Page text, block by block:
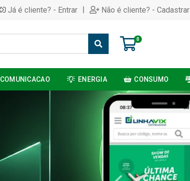
Já é cliente? - Entrar | Não é cliente? - Cadastrar
0
COMUNICACAO ENERGIA CONSUMO